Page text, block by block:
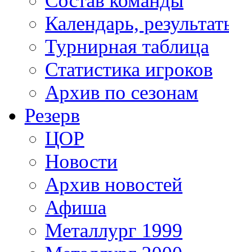
Календарь,
Турнирная таблица
Статистика игроков
Архив по сезонам
Резерв
ЦОР
Новости
Архив новостей
Афиша
Металлург 1999